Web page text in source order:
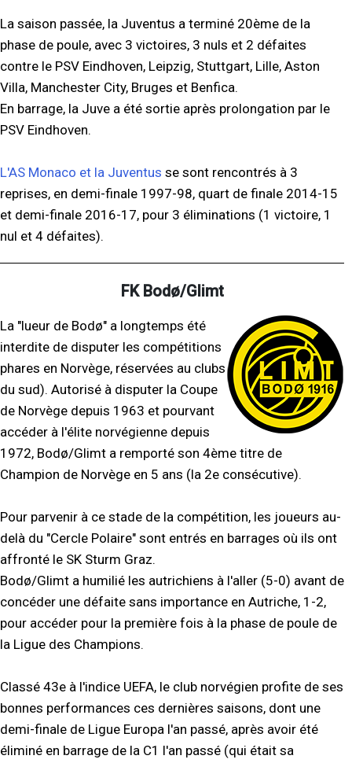
La saison passée, la Juventus a terminé 20ème de la
phase de poule, avec 3 victoires, 3 nuls et 2 défaites
contre le PSV Eindhoven, Leipzig, Stuttgart, Lille, Aston
Villa, Manchester City, Bruges et Benfica.
En barrage, la Juve a été sortie après prolongation par le
PSV Eindhoven.
L'AS Monaco et la Juventus se sont rencontrés à 3
reprises, en demi-finale 1997-98, quart de finale 2014-15
et demi-finale 2016-17, pour 3 éliminations (1 victoire, 1
nul et 4 défaites).
FK Bodø/Glimt
La "lueur de Bodø" a longtemps été
interdite de disputer les compétitions
phares en Norvège, réservées au clubs
du sud). Autorisé à disputer la Coupe
de Norvège depuis 1963 et pourvant
accéder à l'élite norvégienne depuis
1972, Bodø/Glimt a remporté son 4ème titre de
Champion de Norvège en 5 ans (la 2e consécutive).
Pour parvenir à ce stade de la compétition, les joueurs au-
delà du "Cercle Polaire" sont entrés en barrages où ils ont
affronté le SK Sturm Graz.
Bodø/Glimt a humilié les autrichiens à l'aller (5-0) avant de
concéder une défaite sans importance en Autriche, 1-2,
pour accéder pour la première fois à la phase de poule de
la Ligue des Champions.
Classé 43e à l'indice UEFA, le club norvégien profite de ses
bonnes performances ces dernières saisons, dont une
demi-finale de Ligue Europa l'an passé, après avoir été
éliminé en barrage de la C1 l'an passé (qui était sa